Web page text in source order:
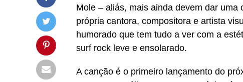
Mole – aliás, mais ainda devem dar
própria cantora, compositora e artista
humorado que tem tudo a ver com a
surf rock leve e ensolarado.
A canção é o primeiro lançamento do